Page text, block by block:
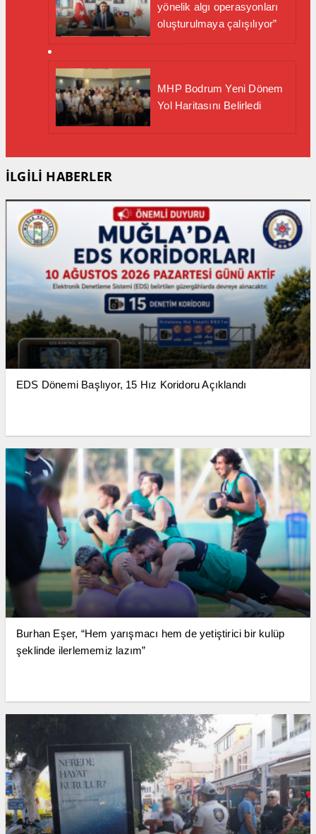
yönelik algı operasyonları
oluşturulmaya çalışılıyor”
MHP Bodrum Yeni Dönem
Yol Haritasını Belirledi
İLGİLİ HABERLER
EDS Dönemi Başlıyor, 15 Hız Koridoru Açıklandı
Burhan Eşer, “Hem yarışmacı hem de yetiştirici bir kulüp
şeklinde ilerlememiz lazım”